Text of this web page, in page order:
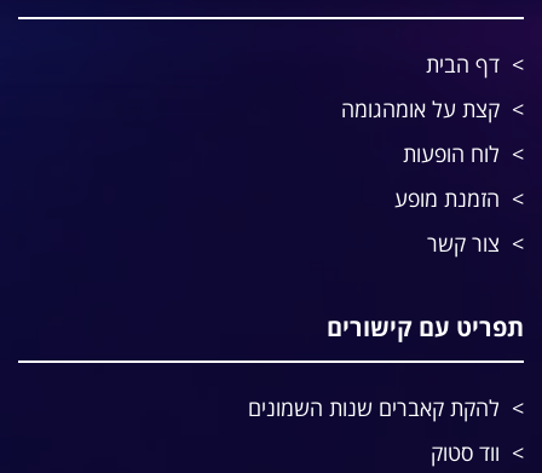
דף הבית
קצת על אומהגומה
לוח הופעות
הזמנת מופע
צור קשר
תפריט עם קישורים
להקת קאברים שנות השמונים
ווד סטוק